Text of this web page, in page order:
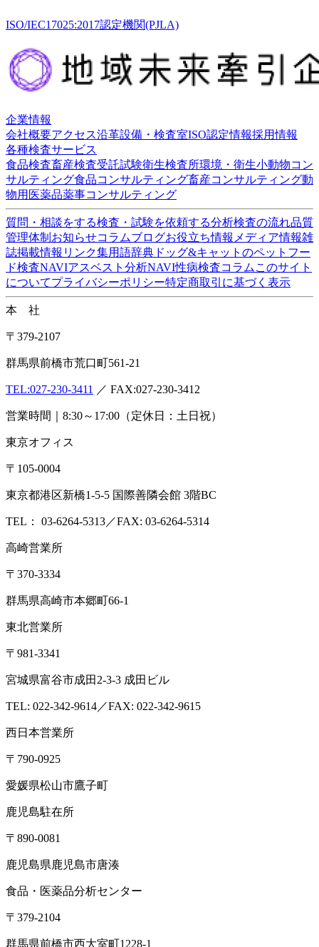
ISO/IEC17025:2017認定機関(PJLA)
会社概要 アクセス 沿革 設備・検査室
各種検査サービス
食品検査
動物 コンサルティング
ルティング
質問・相談をする 検査・試験を依頼する
ディア情報 雑誌掲載情報 リンク集 用語辞典
査コラム このサイトについて
商取引に基づく表示
本 社
〒379-2107
群馬県前橋市荒口町561-21
TEL:027-230-3411 ／ FAX:027-230-3412
営業時間｜8:30～17:00（定休日：土日祝）
東京オフィス
〒105-0004
東京都港区新橋1-5-5 国際善隣会館 3階BC
TEL： 03-6264-5313／FAX: 03-6264-5314
高崎営業所
〒370-3334
群馬県高崎市本郷町66-1
東北営業所
〒981-3341